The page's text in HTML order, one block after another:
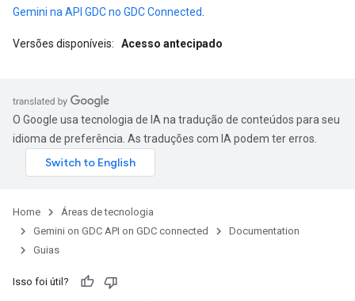
Gemini na API GDC no GDC Connected
Versões disponíveis: Acesso antecipado
O Google usa tecnologia de IA na tradução de conteúdos para seu
idioma de preferência. As traduções com IA podem ter erros.
Home
Áreas de tecnologia
Gemini on GDC API on GDC connected
Documentation
Guias
Isso foi útil?